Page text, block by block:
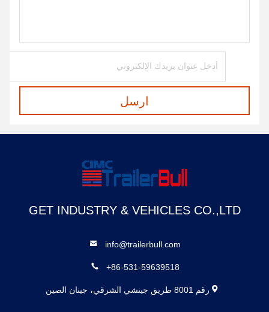
ارسل
GET INDUSTRY & VEHICLES CO.,LTD
info@trailerbull.com
+86-531-59639518
رقم 8001 طريق جينشي الشرقي، جينان الصين